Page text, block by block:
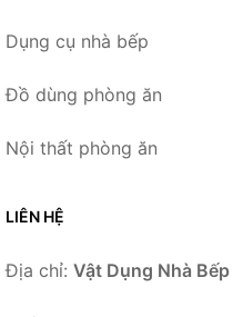
Dụng cụ nhà bếp
Đồ dùng phòng ăn
Nội thất phòng ăn
LIÊN HỆ
Địa chỉ: Vật Dụng Nhà Bếp